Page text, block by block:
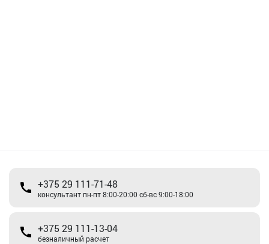
+375 29 111-71-48
консультант пн-пт 8:00-20:00 сб-вс 9:00-18:00
+375 29 111-13-04
безналичный расчет